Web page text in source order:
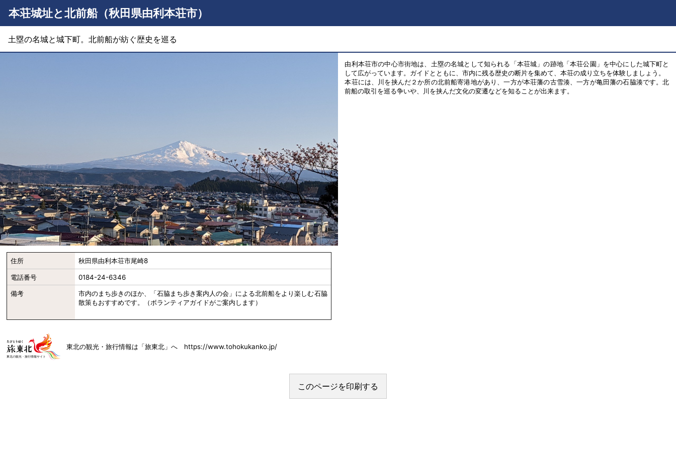
本荘城址と北前船（秋田県由利本荘市）
土塁の名城と城下町。北前船が紡ぐ歴史を巡る
由利本荘市の中心市街地は、土塁の名城として知られる「本荘城」の跡地「本荘公園」を中心にした城下町と
して広がっています。ガイドとともに、市内に残る歴史の断片を集めて、本荘の成り立ちを体験しましょう。
本荘には、川を挟んだ２か所の北前船寄港地があり、一方が本荘藩の古雪湊、一方が亀田藩の石脇湊です。北
前船の取引を巡る争いや、川を挟んだ文化の変遷などを知ることが出来ます。
住所 秋田県由利本荘市尾崎8
電話番号 0184-24-6346
備考
市内のまち歩きのほか、「石脇まち歩き案内人の会」による北前船をより楽しむ石脇
散策もおすすめです。（ボランティアガイドがご案内します）
東北の観光・旅行情報は「旅東北」へ https://www.tohokukanko.jp/
このページを印刷する